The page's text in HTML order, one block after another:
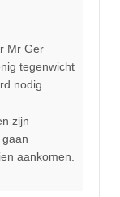
Mr Ger
tegenwicht
nodig.
zijn
aankomen.